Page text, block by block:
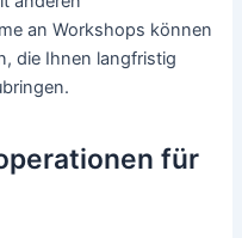
an Workshops können
die Ihnen langfristig
für